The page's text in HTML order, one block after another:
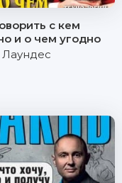
с кем
и о чем угодно